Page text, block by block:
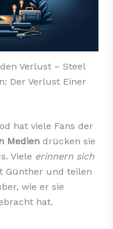
Verlust – Steel
Der Verlust Einer
hat viele Fans der
Mediendrücken sie
Viele erinnern sich
Günther und teilen
wie er sie
hat.